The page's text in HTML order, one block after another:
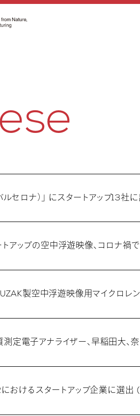
ルセロナ）」 にスタートアップ13社
トアップの空中浮遊映像、コロナ
製空中浮遊映像用マイクロレ
測定電子アナライザー、早稲田大
おけるスタートアップ企業に選出